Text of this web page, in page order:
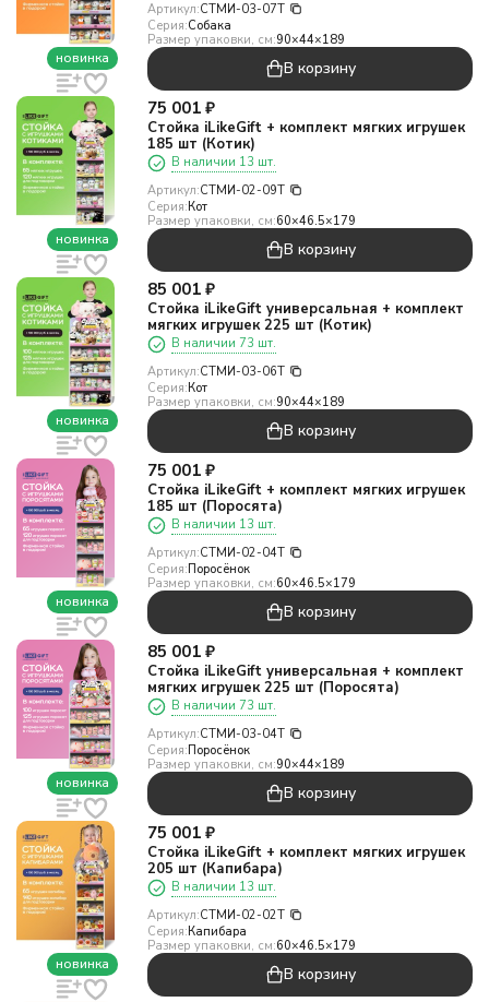
новинка
Артикул:СТМИ-03-07T
Серия:Собака
Размер упаковки, см:90×44×189
В корзину
новинка
75 001 ₽
Стойка iLikeGift + комплект мягких игрушек
185 шт (Котик)
В наличии 13 шт.
Артикул:СТМИ-02-09T
Серия:Кот
Размер упаковки, см:60×46.5×179
В корзину
новинка
85 001 ₽
Стойка iLikeGift универсальная + комплект
мягких игрушек 225 шт (Котик)
В наличии 73 шт.
Артикул:СТМИ-03-06T
Серия:Кот
Размер упаковки, см:90×44×189
В корзину
новинка
75 001 ₽
Стойка iLikeGift + комплект мягких игрушек
185 шт (Поросята)
В наличии 13 шт.
Артикул:СТМИ-02-04T
Серия:Поросёнок
Размер упаковки, см:60×46.5×179
В корзину
новинка
85 001 ₽
Стойка iLikeGift универсальная + комплект
мягких игрушек 225 шт (Поросята)
В наличии 73 шт.
Артикул:СТМИ-03-04T
Серия:Поросёнок
Размер упаковки, см:90×44×189
В корзину
новинка
75 001 ₽
Стойка iLikeGift + комплект мягких игрушек
205 шт (Капибара)
В наличии 13 шт.
Артикул:СТМИ-02-02T
Серия:Капибара
Размер упаковки, см:60×46.5×179
В корзину